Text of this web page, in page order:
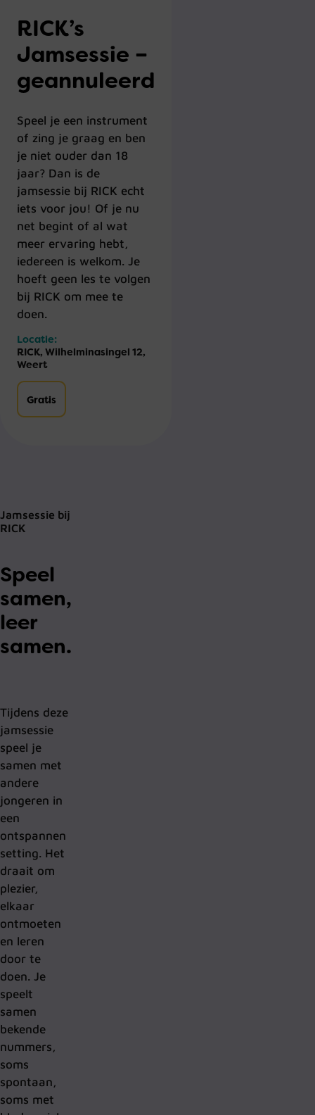
RICK’s
Jamsessie –
geannuleerd
Speel je een instrument
of zing je graag en ben
je niet ouder dan 18
jaar? Dan is de
jamsessie bij RICK echt
iets voor jou! Of je nu
net begint of al wat
meer ervaring hebt,
iedereen is welkom. Je
hoeft geen les te volgen
bij RICK om mee te
doen.
Locatie:
RICK, Wilhelminasingel 12,
Weert
Gratis
Speel
samen,
leer
samen.
Jamsessie bij
RICK
Tijdens deze
jamsessie
speel je
samen met
andere
jongeren in
een
ontspannen
setting. Het
draait om
plezier,
elkaar
ontmoeten
en leren
door te
doen. Je
speelt
samen
bekende
nummers,
soms
spontaan,
soms met